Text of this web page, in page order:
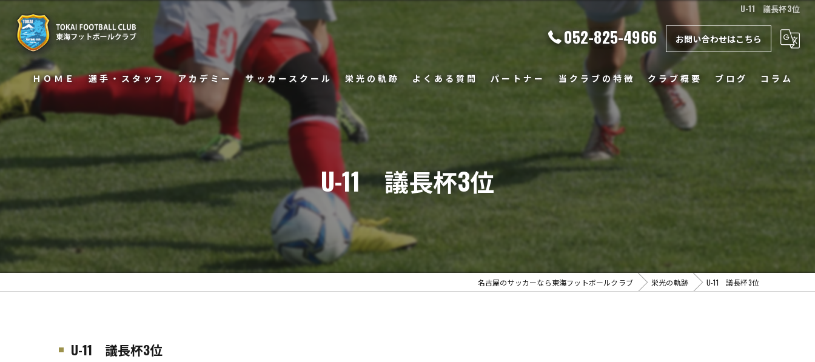
U-11 議長杯3位
052-825-4966 お問い合わせはこちら
ＨＯＭＥ 選手・スタッフ アカデミー
U−15
U−12 SOUTH
サッカースクール
保護者の声
栄光の軌跡 よくある質問 パートナー 当クラブの特徴
スクール
ジュニア
クラブ概要 ブログ コラム
U-11 議長杯3位
名古屋のサッカーなら東海フットボールクラブ 栄光の軌跡 U-11 議長杯3位
U-11 議長杯3位